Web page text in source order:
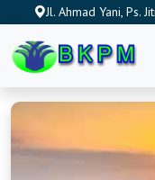
Jl. Ahmad Yani, Ps.